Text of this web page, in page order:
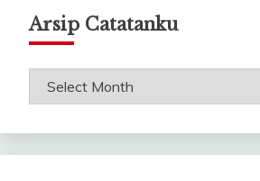
Arsip Catatanku
Arsip